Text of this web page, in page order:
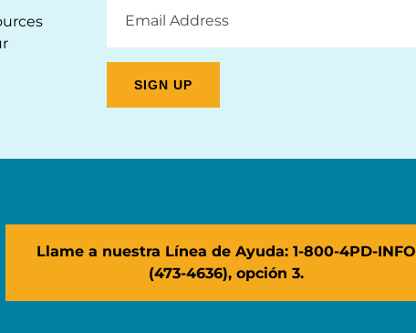
Address
Llame a nuestra Línea de Ayuda: 1-800-4PD-INFO
(473-4636), opción 3.